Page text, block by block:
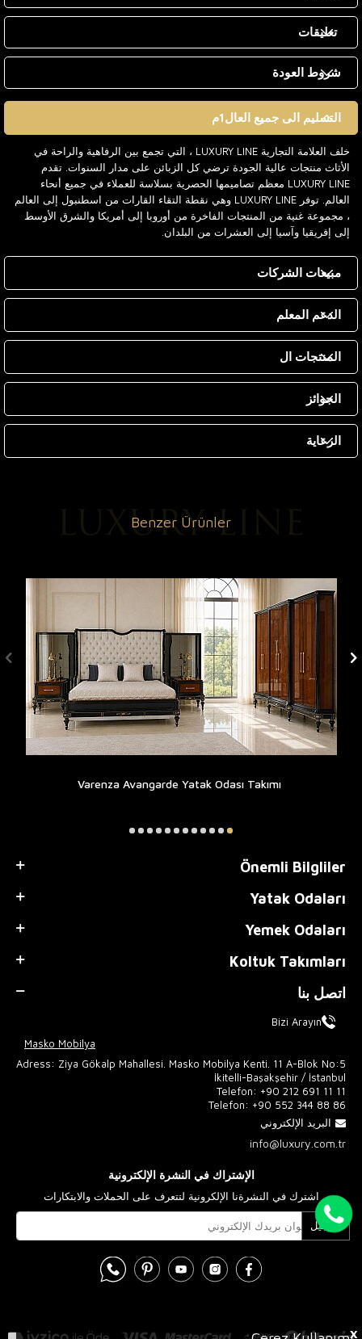
X
تعليقات
شروط العودة
التسليم الى جميع العال1م
خلف العلامة التجارية LUXURY LINE ، التي تجمع بين الرفاهية والراحة في
الأثاث منتجات عالية الجودة ترضي كل الزبائن على مدار السنوات. تقدم
LUXURY LINE معظم تصاميمها الحصرية بسلاسة للعملاء في جميع أنحاء
العالم. توفر LUXURY LINE وهي نقطة التقاء القارات من اسطنبول إلى العالم
، مجموعة غنية من المنتجات الفاخرة من أوروبا إلى أمريكا والشرق الأوسط
إلى إفريقيا وآسيا إلى العشرات من البلدان.
مبيعات الشركات
الدعم المعلم
المنتجات ال
الجوائز
الرعاية
Benzer Ürünler
Varenza Avangarde Yatak Odası Takımı
Önemli Bilgliler
Yatak Odaları
Yemek Odaları
Koltuk Takımları
اتصل بنا
Bizi Arayın
Masko Mobilya
Adress: Ziya Gökalp Mahallesi. Masko Mobilya Kenti. 11 A-Blok No:5
İkitelli-Başakşehir / İstanbul
Telefon: +90 212 691 11 11
Telefon: +90 552 344 88 86
البريد الإلكتروني
info@luxury.com.tr
الإشتراك في النشرة الإلكترونية
اشترك في النشرةنا الإلكرونية لتتعرف على الحملات والابتكارات
تسجيل